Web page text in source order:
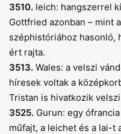
3510. leich: hangszerrel
Gottfried azonban – mint
széphistóriához hasonló,
ért rajta.
3513. Wales: a velszi
híresek voltak a
Tristan is hivatkozik
3525. Gurun: egy
műfajt, a leichet és a lai-t